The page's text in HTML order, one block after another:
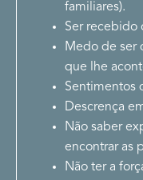
familiares).
Ser recebido
Medo de ser
que lhe
Sentimentos
Descrença
Não saber
encontrar as
Não ter a